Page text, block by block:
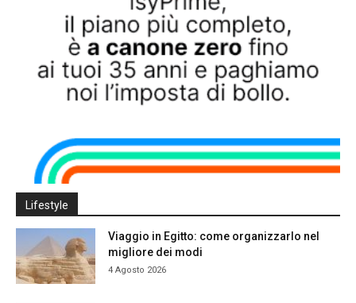
Lifestyle
Viaggio in Egitto: come organizzarlo nel
migliore dei modi
4 Agosto 2026